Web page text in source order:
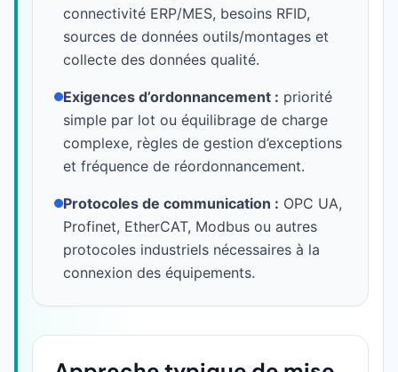
connectivité ERP/MES, besoins RFID,
sources de données outils/montages et
collecte des données qualité.
Exigences d’ordonnancement : priorité
simple par lot ou équilibrage de charge
complexe, règles de gestion d’exceptions
et fréquence de réordonnancement.
Protocoles de communication : OPC UA,
Profinet, EtherCAT, Modbus ou autres
protocoles industriels nécessaires à la
connexion des équipements.